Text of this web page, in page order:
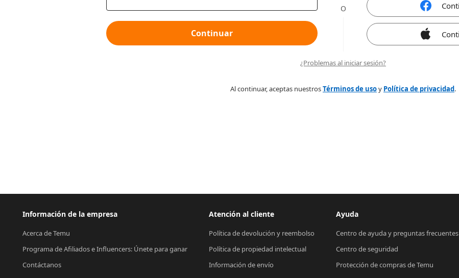
Continuar
O
¿Problemas al iniciar sesión?
Al continuar, aceptas nuestrosTérminos de usoy Política de privacidad.
Información de la empresa
Acerca de Temu
Programa de Afiliados e Influencers: Únete para ganar
Contáctanos
Atención al cliente
Política de devolución y reembolso
Política de propiedad intelectual
Información de envío
Ayuda
Centro de ayuda y preguntas frecuentes
Centro de seguridad
Protección de compras de Temu